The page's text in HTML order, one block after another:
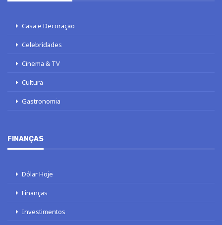
Casa e Decoração
Celebridades
Cinema & TV
Cultura
Gastronomia
FINANÇAS
Dólar Hoje
Finanças
Investimentos